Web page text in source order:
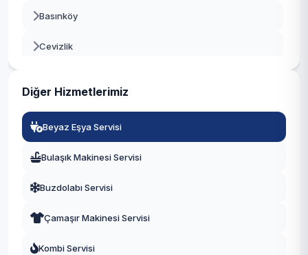
Çekmeköy
Esenler
Basınköy
Cevizlik
Diğer Hizmetlerimiz
Beyaz Eşya Servisi
Bulaşık Makinesi Servisi
Buzdolabı Servisi
Çamaşır Makinesi Servisi
Kombi Servisi